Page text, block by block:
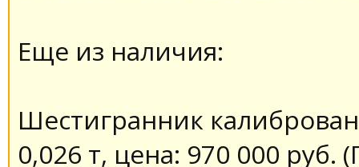
Еще из наличия:
Шестигранник
0,026 т, цена: 970 000 руб.